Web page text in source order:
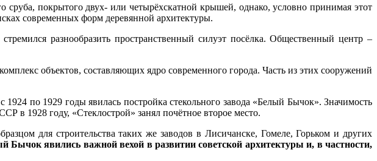
сруба, покрытого двух- или четырёхскатной крышей, однако, условно принимая этот
современных форм деревянной архитектуры.
разнообразить пространственный силуэт посёлка. Общественный центр –
объектов, составляющих ядро современного города. Часть из этих сооружений
по 1929 годы явилась постройка стекольного завода «Белый Бычок». Значимость
в 1928 году, «Стеклострой» занял почётное второе место.
для строительства таких же заводов в Лисичанске, Гомеле, Горьком и других
Бычок явились важной вехой в развитии советской архитектуры и, в частности,